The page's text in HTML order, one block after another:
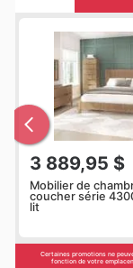
3 889,95 $
Mobilier de
coucher série
lit
Certaines promotions ne
fonction de votre